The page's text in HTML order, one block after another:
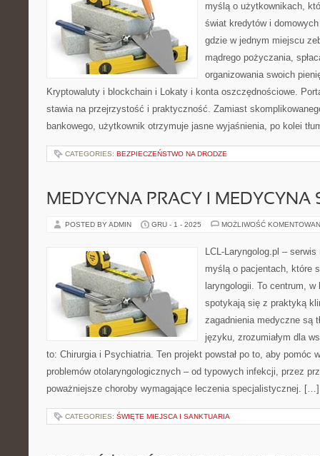
myślą o użytkownikach,
świat kredytów i
gdzie w jednym miejscu
mądrego pożyczania,
organizowania swoich
Kryptowaluty i blockchain i Lokaty i konta oszczędnościowe.
stawia na przejrzystość i praktyczność. Zamiast
bankowego, użytkownik otrzymuje jasne wyjaśnienia, po kolei
CATEGORIES: BEZPIECZEŃSTWO NA DRODZE
MEDYCYNA PRACY I MEDYCYNA
POSTED BY ADMIN GRU - 1 - 2025 MOŻLIWOŚĆ
LCL-Laryngolog.pl –
myślą o pacjentach, które
laryngologii. To centrum,
spotykają się z praktyką
zagadnienia medyczne są
języku, zrozumiałym dla
to: Chirurgia i Psychiatria. Ten projekt powstał po to, aby pomóc
problemów otolaryngologicznych – od typowych infekcji, przez
poważniejsze choroby wymagające leczenia specjalistycznej. […]
CATEGORIES: ŚWIĘTE MIEJSCA I SANKTUARIA